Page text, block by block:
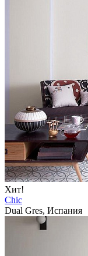
Хит!
Chic
Dual Gres, Испания